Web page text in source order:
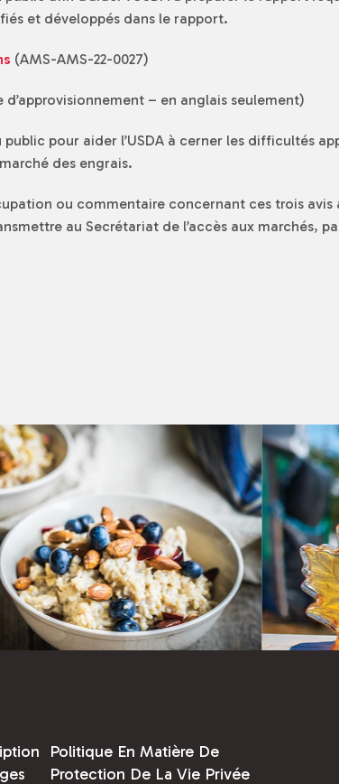
et développés dans le rapport.
(AMS-AMS-22-0027)
– en anglais seulement)
pour aider l’USDA à cerner les difficultés
des engrais.
ou commentaire concernant ces trois
au Secrétariat de l’accès aux marchés,
Politique En Matière De
Protection De La Vie Privée